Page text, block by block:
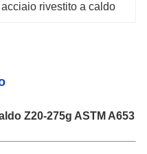
rivestito a caldo
Z20-275g ASTM A653